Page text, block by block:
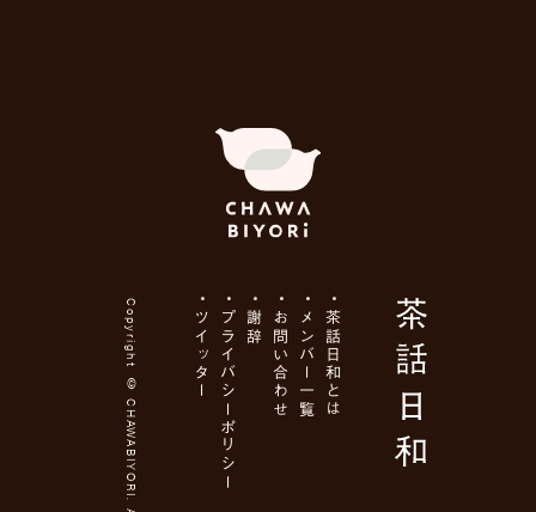
茶話日和とは
メンバー一覧
お問い合わせ
謝辞
プライバシーポリシー
ツイッター
Copyright ©
CHAWABIYORI